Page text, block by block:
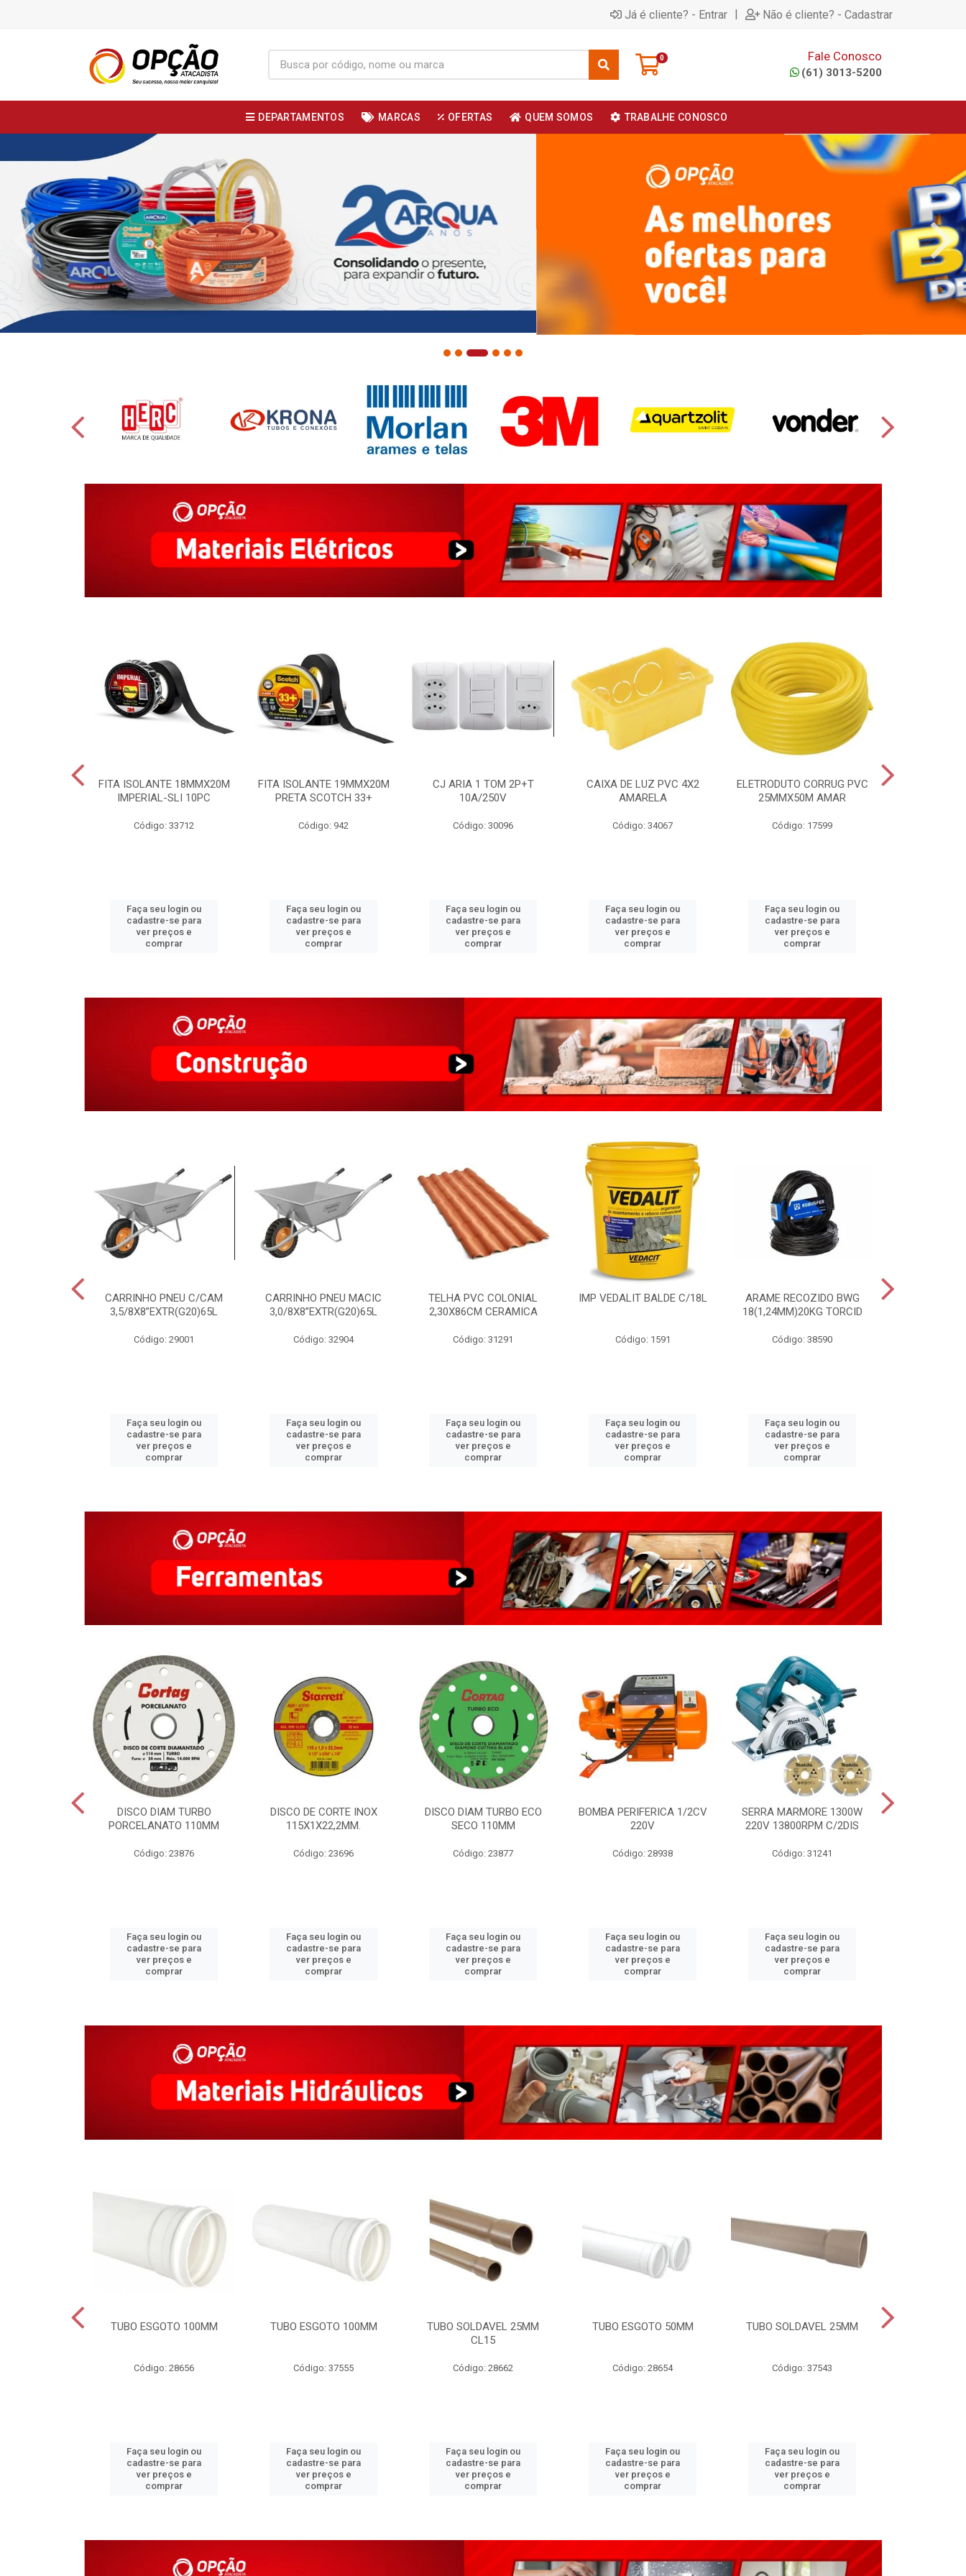
Já é cliente? - Entrar | Não é cliente? - Cadastrar
0 Fale Conosco
(61) 3013-5200
DEPARTAMENTOS MARCAS OFERTAS QUEM SOMOS TRABALHE CONOSCO
FITA ISOLANTE 18MMX20M
IMPERIAL-SLI 10PC
Código: 33712
Faça seu login ou
cadastre-se para
ver preços e
comprar
FITA ISOLANTE 19MMX20M
PRETA SCOTCH 33+
Código: 942
Faça seu login ou
cadastre-se para
ver preços e
comprar
CJ ARIA 1 TOM 2P+T
10A/250V
Código: 30096
Faça seu login ou
cadastre-se para
ver preços e
comprar
CAIXA DE LUZ PVC 4X2
AMARELA
Código: 34067
Faça seu login ou
cadastre-se para
ver preços e
comprar
ELETRODUTO CORRUG PVC
25MMX50M AMAR
Código: 17599
Faça seu login ou
cadastre-se para
ver preços e
comprar
CARRINHO PNEU C/CAM
3,5/8X8”EXTR(G20)65L
Código: 29001
Faça seu login ou
cadastre-se para
ver preços e
comprar
CARRINHO PNEU MACIC
3,0/8X8”EXTR(G20)65L
Código: 32904
Faça seu login ou
cadastre-se para
ver preços e
comprar
TELHA PVC COLONIAL
2,30X86CM CERAMICA
Código: 31291
Faça seu login ou
cadastre-se para
ver preços e
comprar
IMP VEDALIT BALDE C/18L
Código: 1591
Faça seu login ou
cadastre-se para
ver preços e
comprar
ARAME RECOZIDO BWG
18(1,24MM)20KG TORCID
Código: 38590
Faça seu login ou
cadastre-se para
ver preços e
comprar
DISCO DIAM TURBO
PORCELANATO 110MM
Código: 23876
Faça seu login ou
cadastre-se para
ver preços e
comprar
DISCO DE CORTE INOX
115X1X22,2MM.
Código: 23696
Faça seu login ou
cadastre-se para
ver preços e
comprar
DISCO DIAM TURBO ECO
SECO 110MM
Código: 23877
Faça seu login ou
cadastre-se para
ver preços e
comprar
BOMBA PERIFERICA 1/2CV
220V
Código: 28938
Faça seu login ou
cadastre-se para
ver preços e
comprar
SERRA MARMORE 1300W
220V 13800RPM C/2DIS
Código: 31241
Faça seu login ou
cadastre-se para
ver preços e
comprar
TUBO ESGOTO 100MM
Código: 28656
Faça seu login ou
cadastre-se para
ver preços e
comprar
TUBO ESGOTO 100MM
Código: 37555
Faça seu login ou
cadastre-se para
ver preços e
comprar
TUBO SOLDAVEL 25MM
CL15
Código: 28662
Faça seu login ou
cadastre-se para
ver preços e
comprar
TUBO ESGOTO 50MM
Código: 28654
Faça seu login ou
cadastre-se para
ver preços e
comprar
TUBO SOLDAVEL 25MM
Código: 37543
Faça seu login ou
cadastre-se para
ver preços e
comprar